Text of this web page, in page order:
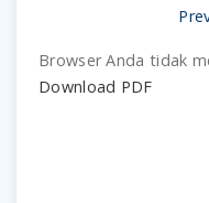
Browser Anda tidak
Download PDF